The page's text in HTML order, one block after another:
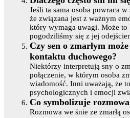
Jeśli ta sama osoba powraca
że związana jest z ważnym
który wymaga uwagi. Może to
pogodziliśmy się z jej
Czy sen o zmarłym
kontaktu duchowego?
Niektórzy interpretują sny o
połączenie, w którym osoba
wiadomość. Inni uważają, że
psychologicznych i emocji
Co symbolizuje rozmowa
Rozmowa we śnie ze zmarłą